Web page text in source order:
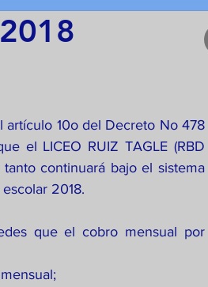
artículo 10o del Decreto No 478
el LICEO RUIZ TAGLE (RBD
continuará bajo el sistema
2018.
que el cobro mensual por